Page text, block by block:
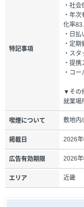
特記事項
・社
・年
化率
・日払
・定期
・ス
・提携
・コ
▼その
就業場
喫煙について 敷地内
掲載日 2026
広告有効期限 2026
エリア 近畿